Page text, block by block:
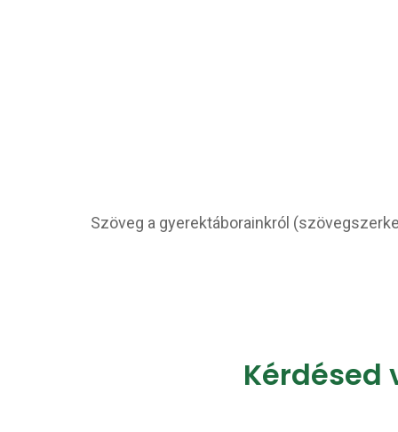
Szöveg a gyerektáborainkról
Kérdésed